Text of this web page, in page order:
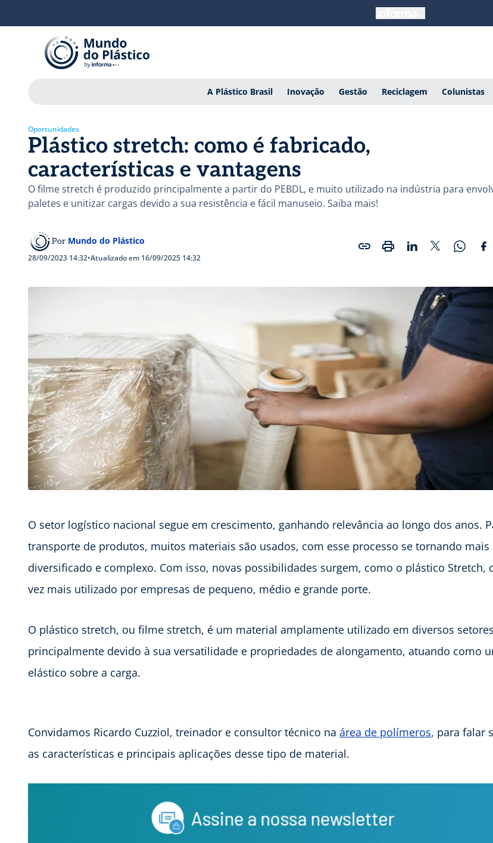
A Plástico Brasil Inovação Gestão Reciclagem Colunistas
Oportunidades
Plástico stretch: como é fabricado,
características e vantagens
O filme stretch é produzido principalmente a partir do PEBDL, e muito utilizado na indústria para
paletes e unitizar cargas devido a sua resistência e fácil manuseio. Saiba mais!
Por Mundo do Plástico
28/09/2023 14:32•Atualizado em 16/09/2025 14:32
O setor logístico nacional segue em crescimento, ganhando relevância ao longo dos anos.
transporte de produtos, muitos materiais são usados, com esse processo se tornando mais
diversificado e complexo. Com isso, novas possibilidades surgem, como o plástico Stretch,
vez mais utilizado por empresas de pequeno, médio e grande porte.
O plástico stretch, ou filme stretch, é um material amplamente utilizado em diversos
principalmente devido à sua versatilidade e propriedades de alongamento, atuando como
elástico sobre a carga.
Convidamos Ricardo Cuzziol, treinador e consultor técnico na área de polímeros, para falar
as características e principais aplicações desse tipo de material.